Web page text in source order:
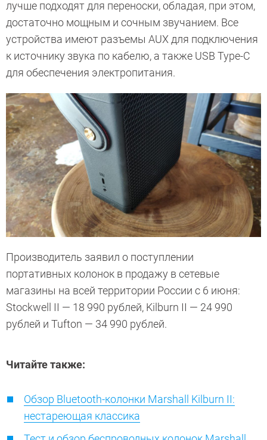
лучше подходят для переноски, обладая, при этом,
достаточно мощным и сочным звучанием. Все
устройства имеют разъемы AUX для подключения
к источнику звука по кабелю, а также USB Type-C
для обеспечения электропитания.
Производитель заявил о поступлении
портативных колонок в продажу в сетевые
магазины на всей территории России с 6 июня:
Stockwell II — 18 990 рублей, Kilburn II — 24 990
рублей и Tufton — 34 990 рублей.
Читайте также:
Обзор Bluetooth-колонки Marshall Kilburn II:
нестареющая классика